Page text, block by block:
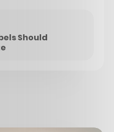
Should